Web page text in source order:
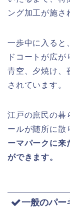
ング加工が施さ
一歩中に入ると
ドコートが広が
青空、夕焼け、
されています。
江戸の庶民の暮
ールが随所に散
ーマパークに来
ができます。
一般のパー